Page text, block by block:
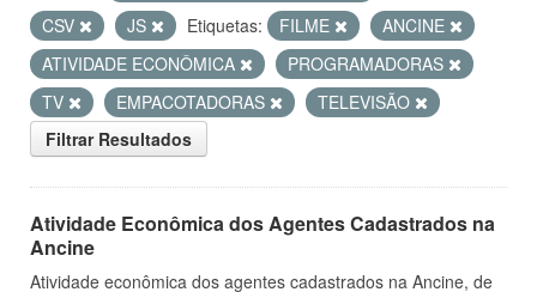
CSV
JS Etiquetas: FILME
ANCINE
ATIVIDADE ECONÔMICA
PROGRAMADORAS
TV
EMPACOTADORAS
TELEVISÃO
Filtrar Resultados
Atividade Econômica dos Agentes Cadastrados na
Ancine
Atividade econômica dos agentes cadastrados na Ancine, de